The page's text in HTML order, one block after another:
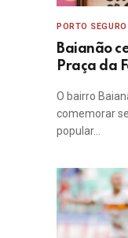
PORTO SEGURO
Baianão
Praça da
O bairro
comemorar
popular…